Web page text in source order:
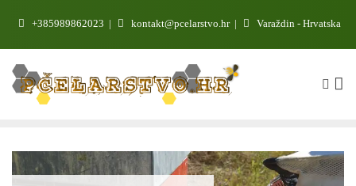
+385989862023 kontakt@pcelarstvo.hr Varaždin - Hrvatska